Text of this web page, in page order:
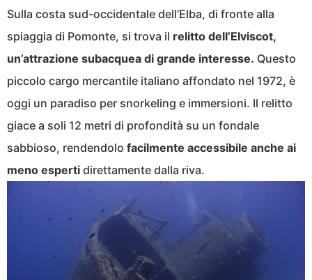
Sulla costa sud-occidentale dell’Elba, di fronte alla
spiaggia di Pomonte, si trova il relitto dell’Elviscot,
un’attrazione subacquea di grande interesse. Questo
piccolo cargo mercantile italiano affondato nel 1972, è
oggi un paradiso per snorkeling e immersioni. Il relitto
giace a soli 12 metri di profondità su un fondale
sabbioso, rendendolo facilmente accessibile anche ai
meno esperti direttamente dalla riva.